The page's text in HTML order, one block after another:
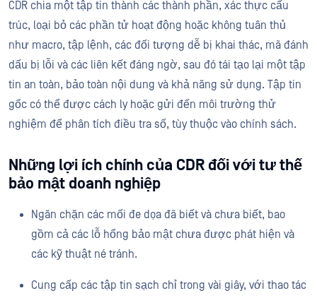
CDR chia một tập tin thành các thành phần, xác thực cấu
trúc, loại bỏ các phần tử hoạt động hoặc không tuân thủ
như macro, tập lệnh, các đối tượng dễ bị khai thác, mã đánh
dấu bị lỗi và các liên kết đáng ngờ, sau đó tái tạo lại một tập
tin an toàn, bảo toàn nội dung và khả năng sử dụng. Tập tin
gốc có thể được cách ly hoặc gửi đến môi trường thử
nghiệm để phân tích điều tra số, tùy thuộc vào chính sách.
Những lợi ích chính của CDR đối với tư thế
bảo mật doanh nghiệp
Ngăn chặn các mối đe dọa đã biết và chưa biết, bao
gồm cả các lỗ hổng bảo mật chưa được phát hiện và
các kỹ thuật né tránh.
Cung cấp các tập tin sạch chỉ trong vài giây, với thao tác